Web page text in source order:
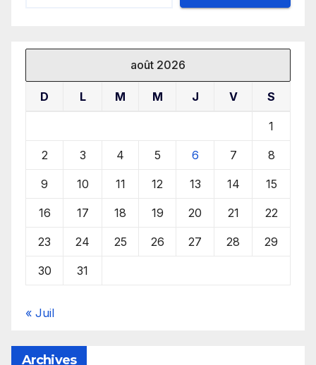
août 2026
D L M M J V S
1
2 3 4 5 6 7 8
9 10 11 12 13 14 15
16 17 18 19 20 21 22
23 24 25 26 27 28 29
30 31
« Juil
Archives